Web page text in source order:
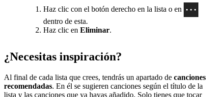
Haz clic con el botón derecho en la lista o en
dentro de esta.
Haz clic en Eliminar.
¿Necesitas inspiración?
Al final de cada lista que crees, tendrás un apartado de canciones
recomendadas. En él se sugieren canciones según el título de la
lista y las canciones que ya hayas añadido. Solo tienes que tocar